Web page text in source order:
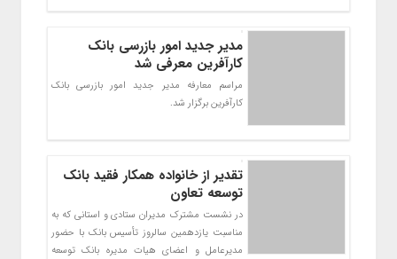
مدیر جدید امور بازرسی بانک
کارآفرین معرفی شد
مراسم معارفه مدیر جدید امور بازرسی بانک
کارآفرین برگزار شد.
تقدیر از خانواده همکار فقید بانک
توسعه تعاون
در نشست مشترک مدیران ستادی و استانی که به
مناسبت یازدهمین سالروز تأسیس بانک با حضور
مدیرعامل و اعضای هیات مدیره بانک توسعه